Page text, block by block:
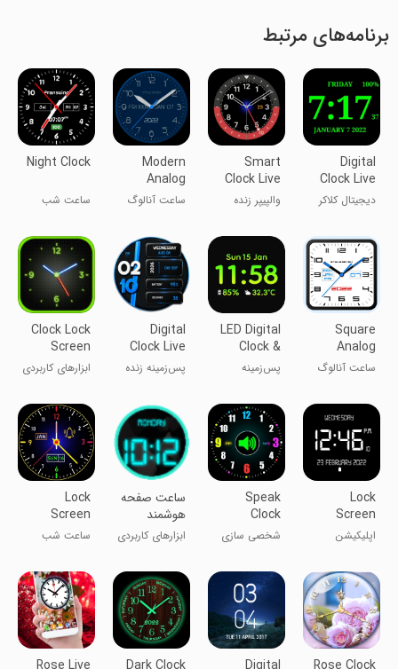
برنامه‌های مرتبط
Digital
Clock Live
Wallpaper-7
دیجیتال کلاکر
زنده-۷
Smart
Clock Live
Wallpaper
والپیپر زنده
Modern
Analog
Clock-7
ساعت آنالوگ
Night Clock
ساعت شب
Square
Analog
Clock-7
ساعت آنالوگ
LED Digital
Clock &
Alarm
پس‌زمینه
ال‌ئی‌دی
Digital
Clock Live
Wallpaper
پس‌زمینه زنده
Clock Lock
Screen
ابزارهای کاربردی
Lock
Screen
Clock
Widget App
اپلیکیشن
صفحه قفل
Speak
Clock
Smart
Watch AOD
شخصی سازی
ساعت صفحه
هوشمند
ابزارهای کاربردی
Lock
Screen
Smart
Night Clock
ساعت شب
صفحه